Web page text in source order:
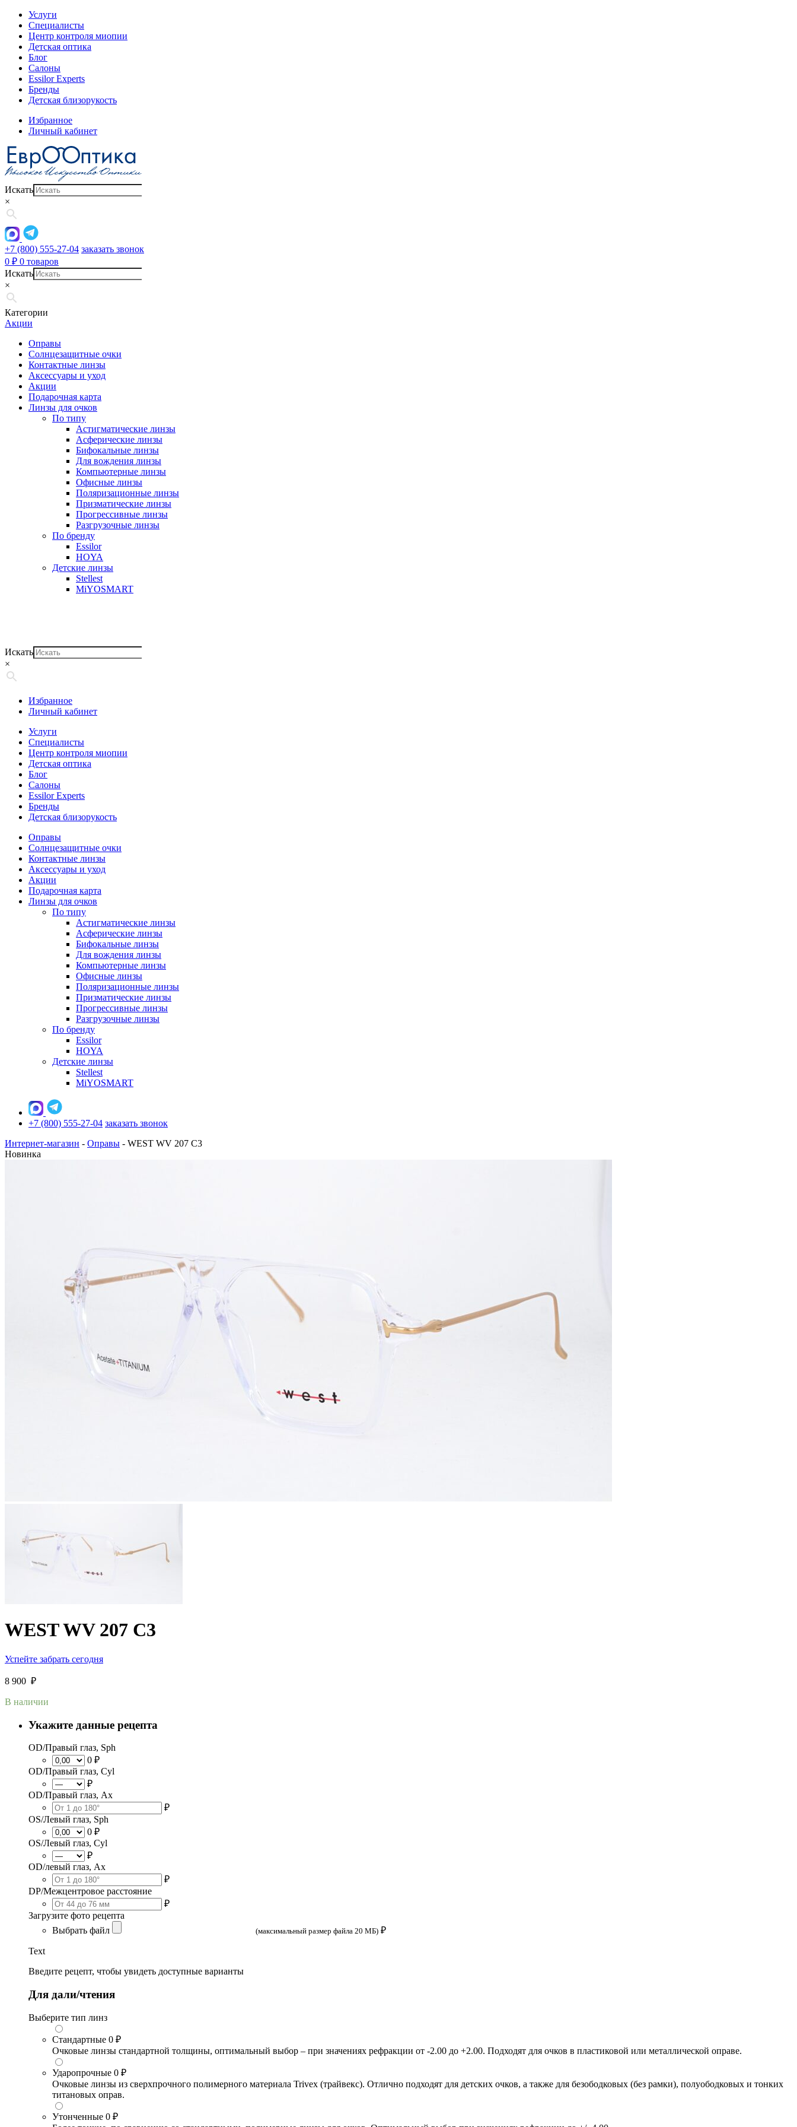
Услуги
Специалисты
Центр контроля миопии
Детская оптика
Блог
Салоны
Essilor Experts
Бренды
Детская близорукость
Избранное
Личный кабинет
Искать
×
+7 (800) 555-27-04 заказать звонок
0 ₽ 0 товаров
Искать
×
Категории
Акции
Оправы
Солнцезащитные очки
Контактные линзы
Аксессуары и уход
Акции
Подарочная карта
Линзы для очков
По типу
Астигматические линзы
Асферические линзы
Бифокальные линзы
Для вождения линзы
Компьютерные линзы
Офисные линзы
Поляризационные линзы
Призматические линзы
Прогрессивные линзы
Разгрузочные линзы
По бренду
Essilor
HOYA
Детские линзы
Stellest
MiYOSMART
Искать
×
Избранное
Личный кабинет
Услуги
Специалисты
Центр контроля миопии
Детская оптика
Блог
Салоны
Essilor Experts
Бренды
Детская близорукость
Оправы
Солнцезащитные очки
Контактные линзы
Аксессуары и уход
Акции
Подарочная карта
Линзы для очков
По типу
Астигматические линзы
Асферические линзы
Бифокальные линзы
Для вождения линзы
Компьютерные линзы
Офисные линзы
Поляризационные линзы
Призматические линзы
Прогрессивные линзы
Разгрузочные линзы
По бренду
Essilor
HOYA
Детские линзы
Stellest
MiYOSMART
+7 (800) 555-27-04 заказать звонок
Интернет-магазин - Оправы - WEST WV 207 C3
Новинка
WEST WV 207 C3
Успейте забрать сегодня
8 900 ₽
В наличии
Укажите данные рецепта
OD/Правый глаз, Sph
0 ₽
OD/Правый глаз, Cyl
₽
OD/Правый глаз, Ax
₽
OS/Левый глаз, Sph
0 ₽
OS/Левый глаз, Cyl
₽
OD/левый глаз, Ax
₽
DP/Межцентровое расстояние
₽
Загрузите фото рецепта
Выбрать файл
(максимальный размер файла 20 МБ) ₽
Text
Введите рецепт, чтобы увидеть доступные варианты
Для дали/чтения
Выберите тип линз
Стандартные 0 ₽
Очковые линзы стандартной толщины, оптимальный выбор – при значениях рефракции от -2.00 до +2.00. Подходят для очков в пластиковой или металлической оправе.
Ударопрочные 0 ₽
Очковые линзы из сверхпрочного полимерного материала Trivex (трайвекс). Отлично подходят для детских очков, а также для безободковых (без рамки), полуободковых и тонких
титановых оправ.
Утонченные 0 ₽